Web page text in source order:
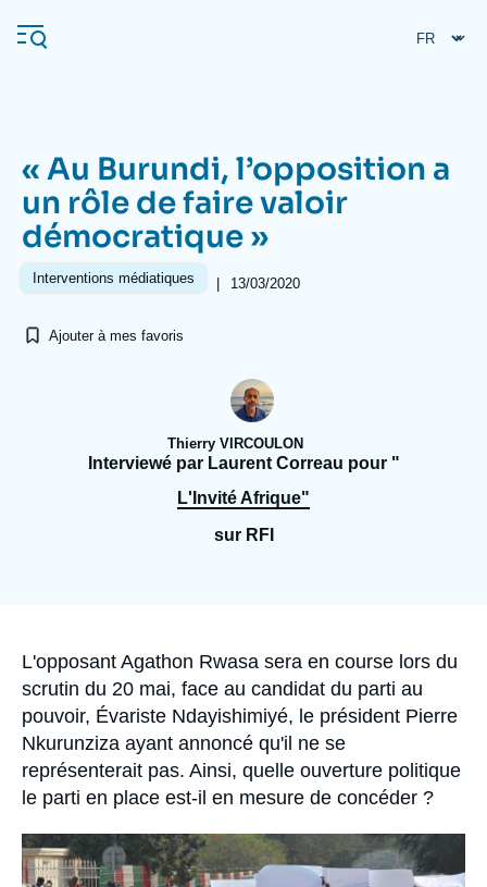
au
contenu
Navigation
principale
L'Ifri
Se connecter
À propos de l'Ifri
Proche-Orient
« Au Burundi, l’opposition a
un rôle de faire valoir
démocratique »
Interventions médiatiques | 13/03/2020
Ajouter à mes favoris
Thierry VIRCOULON
Interviewé par Laurent Correau pour "
L'Invité Afrique"
sur RFI
Accroche
L'opposant Agathon Rwasa sera en course lors du
scrutin du 20 mai, face au candidat du parti au
pouvoir, Évariste Ndayishimiyé, le président Pierre
Nkurunziza ayant annoncé qu'il ne se
représenterait pas. Ainsi, quelle ouverture politique
le parti en place est-il en mesure de concéder ?
Image
principale
médiatique